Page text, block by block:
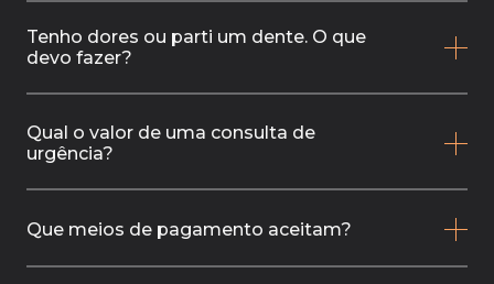
Tenho dores ou parti um dente. O que
devo fazer?
Qual o valor de uma consulta de
urgência?
Que meios de pagamento aceitam?